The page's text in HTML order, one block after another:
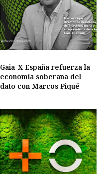
Gaia-X España refuerza la
economía soberana del
dato con Marcos Piqué